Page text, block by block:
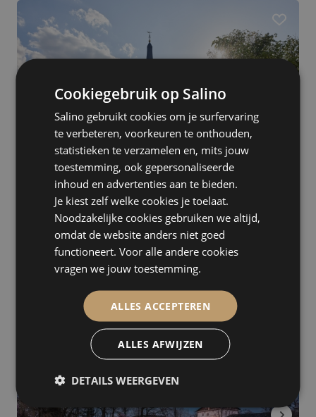
Vergader- / Seminariecentrum
Villa
Dancing
B&B
Modern
Dierentuin
Belgische iconen / Monumenten
Strandpaviljoen
Salons
Theater / Bioscoopzaal
Museum
Kelder
Blackbox
Van Oys Maastricht Retreat
Eijsden, 10 tot 320 personen
One-stop-shopping: alles onder één dak
Culinaire mogelijkheden
Cookiegebruik op Salino
Salino gebruikt cookies om je surfervaring
te verbeteren, voorkeuren te onthouden,
statistieken te verzamelen en, mits jouw
toestemming, ook gepersonaliseerde
inhoud en advertenties aan te bieden.
Je kiest zelf welke cookies je toelaat.
Noodzakelijke cookies gebruiken we altijd,
omdat de website anders niet goed
functioneert. Voor alle andere cookies
vragen we jouw toestemming.
ALLES ACCEPTEREN
ALLES AFWIJZEN
DETAILS WEERGEVEN